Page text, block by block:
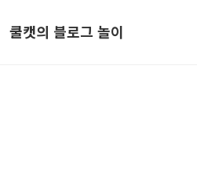
쿨캣의 블로그 놀이